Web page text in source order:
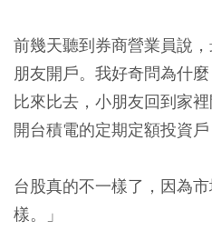
前幾天聽到券商營業員說
朋友開戶。我好奇問為什
比來比去，小朋友回到家
開台積電的定期定額投資戶
台股真的不一樣了，因為
樣。」